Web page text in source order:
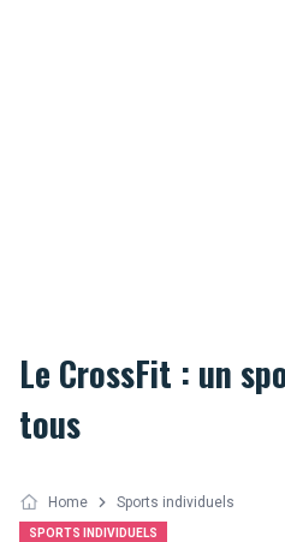
Le CrossFit : un
tous
Home Sports individuels
SPORTS INDIVIDUELS